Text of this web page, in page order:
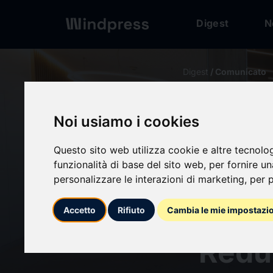
Noi usiamo i cookies
Questo sito web utilizza cookie e altre
funzionalità di base del sito web, per fornire
personalizzare le interazioni di marketing, per
Accetto Rifiuto Cambia le mie
Digest
Digest / Comunicato
su
los